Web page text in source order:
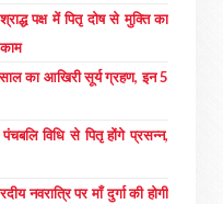
पक्ष में पितृ दोष से मुक्ति का
का आखिरी सूर्य ग्रहण, इन 5
विधि से पितृ होंगे प्रसन्न,
पर माँ दुर्गा की होगी